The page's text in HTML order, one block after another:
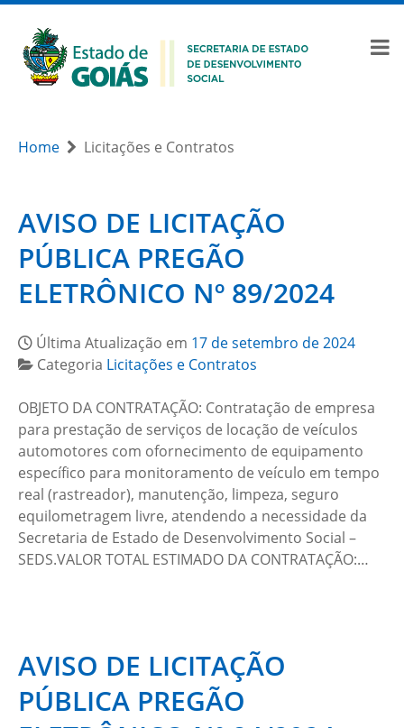
Home Licitações e Contratos
AVISO DE LICITAÇÃO
PÚBLICA PREGÃO
ELETRÔNICO Nº 89/2024
Última Atualização em 17 de setembro de 2024
Categoria Licitações e Contratos
OBJETO DA CONTRATAÇÃO: Contratação de empresa
para prestação de serviços de locação de veículos
automotores com ofornecimento de equipamento
específico para monitoramento de veículo em tempo
real (rastreador), manutenção, limpeza, seguro
equilometragem livre, atendendo a necessidade da
Secretaria de Estado de Desenvolvimento Social –
SEDS.VALOR TOTAL ESTIMADO DA CONTRATAÇÃO:…
AVISO DE LICITAÇÃO
PÚBLICA PREGÃO